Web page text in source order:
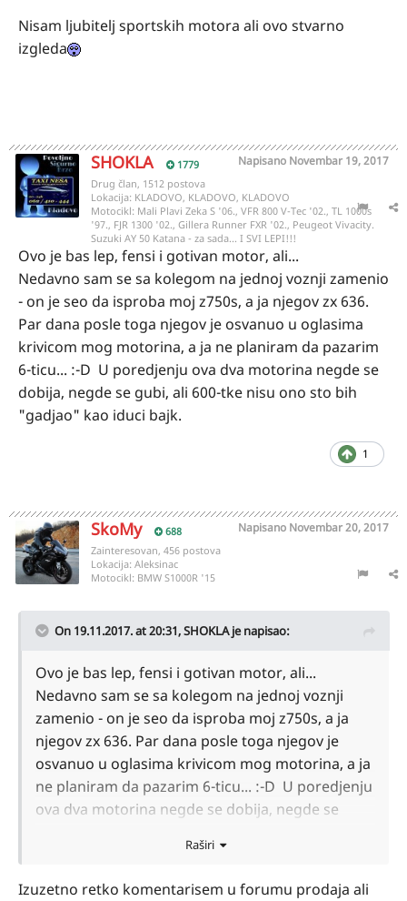
Nisam ljubitelj sportskih motora ali ovo stvarno
izgleda
SHOKLA 1779 Napisano Novembar 19, 2017
Drug član, 1512 postova
Lokacija: KLADOVO, KLADOVO, KLADOVO
Motocikl: Mali Plavi Zeka S '06., VFR 800 V-Tec '02., TL 1000s
'97., FJR 1300 '02., Gillera Runner FXR '02., Peugeot Vivacity.
Suzuki AY 50 Katana - za sada... I SVI LEPI!!!
Ovo je bas lep, fensi i gotivan motor, ali...
Nedavno sam se sa kolegom na jednoj voznji zamenio
- on je seo da isproba moj z750s, a ja njegov zx 636.
Par dana posle toga njegov je osvanuo u oglasima
krivicom mog motorina, a ja ne planiram da pazarim
6-ticu... :-D U poredjenju ova dva motorina negde se
dobija, negde se gubi, ali 600-tke nisu ono sto bih
"gadjao" kao iduci bajk.
1
SkoMy 688 Napisano Novembar 20, 2017
Zainteresovan, 456 postova
Lokacija: Aleksinac
Motocikl: BMW S1000R '15
On 19.11.2017. at 20:31,SHOKLAje napisao:
Ovo je bas lep, fensi i gotivan motor, ali...
Nedavno sam se sa kolegom na jednoj voznji
zamenio - on je seo da isproba moj z750s, a ja
njegov zx 636. Par dana posle toga njegov je
osvanuo u oglasima krivicom mog motorina, a ja
ne planiram da pazarim 6-ticu... :-D U poredjenju
ova dva motorina negde se dobija, negde se
Raširi
Izuzetno retko komentarisem u forumu prodaja ali